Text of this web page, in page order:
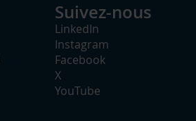
Suivez-nous
LinkedIn
Instagram
Facebook
X
YouTube